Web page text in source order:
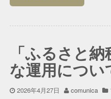
「ふるさと
な運用につい
2026年4月27日 comunica